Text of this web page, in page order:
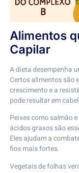
Alimentos
Capilar
A dieta desempenha
Certos alimentos são
crescimento e a
pode resultar em
Peixes como salmão
ácidos graxos são
Eles ajudam a
fios mais fortes.
Vegetais de folhas